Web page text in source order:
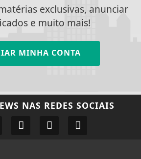
exclusivas, anunciar
e muito mais!
MINHA CONTA
NAS REDES SOCIAIS